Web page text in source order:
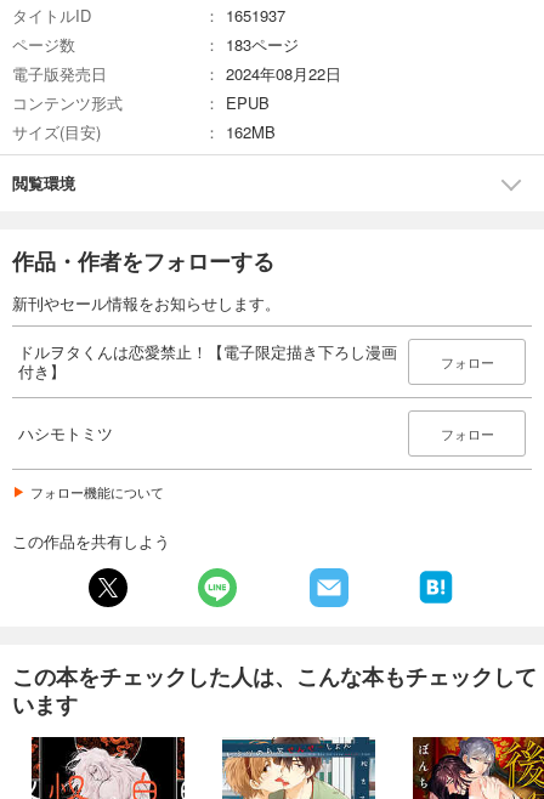
タイトルID
1651937
ページ数
183ページ
電子版発売日
2024年08月22日
コンテンツ形式
EPUB
サイズ(目安)
162MB
閲覧環境
作品・作者をフォローする
新刊やセール情報をお知らせします。
ドルヲタくんは恋愛禁止！【電子限定描き下ろし漫画
付き】
フォロー
ハシモトミツ フォロー
フォロー機能について
この作品を共有しよう
この本をチェックした人は、こんな本もチェックして
います